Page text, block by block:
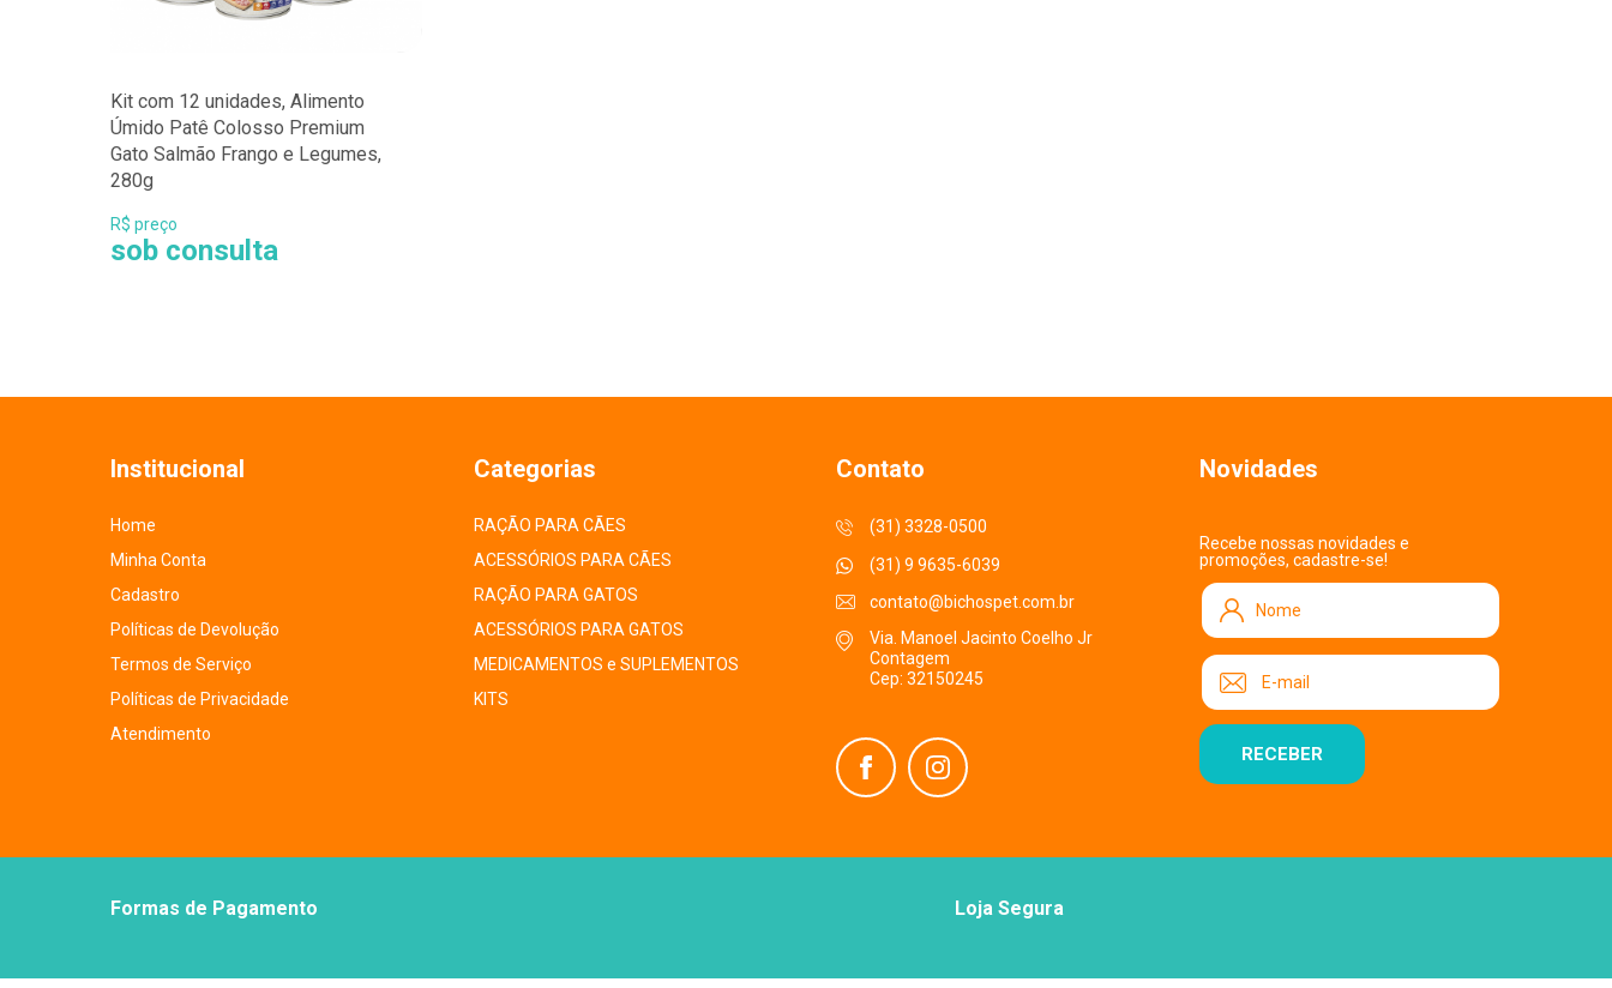
Kit com 12 unidades, Alimento
Úmido Patê Colosso Premium
Gato Salmão Frango e Legumes,
280g
R$ preço
sob consulta
Institucional
Home
Minha Conta
Cadastro
Políticas de Devolução
Termos de Serviço
Políticas de Privacidade
Atendimento
Categorias
RAÇÃO PARA CÃES
ACESSÓRIOS PARA CÃES
RAÇÃO PARA GATOS
ACESSÓRIOS PARA GATOS
MEDICAMENTOS e SUPLEMENTOS
KITS
Contato
(31) 3328-0500
(31) 9 9635-6039
contato@bichospet.com.br
Via. Manoel Jacinto Coelho Jr
Contagem
Cep: 32150245
Novidades
Recebe nossas novidades e
promoções, cadastre-se!
Formas de Pagamento Loja Segura